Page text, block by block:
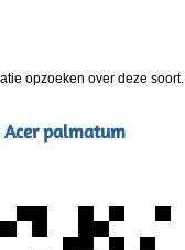
opzoeken over deze soort.
Acer palmatum